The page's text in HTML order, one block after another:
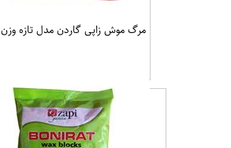
مرگ موش زاپی گاردن مدل تازه وزن 200 گرم